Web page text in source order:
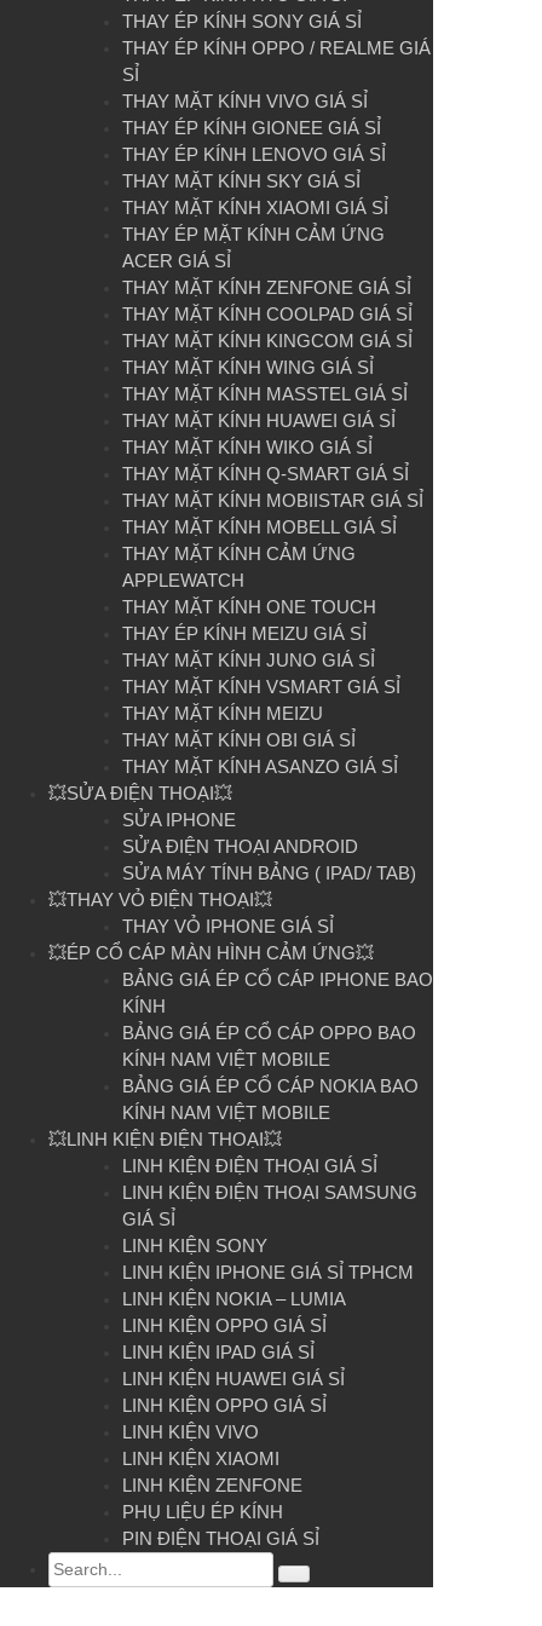
THAY ÉP KÍNH SONY GIÁ SỈ
THAY ÉP KÍNH OPPO / REALME GIÁ
SỈ
THAY MẶT KÍNH VIVO GIÁ SỈ
THAY ÉP KÍNH GIONEE GIÁ SỈ
THAY ÉP KÍNH LENOVO GIÁ SỈ
THAY MẶT KÍNH SKY GIÁ SỈ
THAY MẶT KÍNH XIAOMI GIÁ SỈ
THAY ÉP MẶT KÍNH CẢM ỨNG
ACER GIÁ SỈ
THAY MẶT KÍNH ZENFONE GIÁ SỈ
THAY MẶT KÍNH COOLPAD GIÁ SỈ
THAY MẶT KÍNH KINGCOM GIÁ SỈ
THAY MẶT KÍNH WING GIÁ SỈ
THAY MẶT KÍNH MASSTEL GIÁ SỈ
THAY MẶT KÍNH HUAWEI GIÁ SỈ
THAY MẶT KÍNH WIKO GIÁ SỈ
THAY MẶT KÍNH Q-SMART GIÁ SỈ
THAY MẶT KÍNH MOBIISTAR GIÁ SỈ
THAY MẶT KÍNH MOBELL GIÁ SỈ
THAY MẶT KÍNH CẢM ỨNG
APPLEWATCH
THAY MẶT KÍNH ONE TOUCH
THAY ÉP KÍNH MEIZU GIÁ SỈ
THAY MẶT KÍNH JUNO GIÁ SỈ
THAY MẶT KÍNH VSMART GIÁ SỈ
THAY MẶT KÍNH MEIZU
THAY MẶT KÍNH OBI GIÁ SỈ
THAY MẶT KÍNH ASANZO GIÁ SỈ
💥SỬA ĐIỆN THOẠI💥
SỬA IPHONE
SỬA ĐIỆN THOẠI ANDROID
SỬA MÁY TÍNH BẢNG ( IPAD/ TAB)
💥THAY VỎ ĐIỆN THOẠI💥
THAY VỎ IPHONE GIÁ SỈ
💥ÉP CỔ CÁP MÀN HÌNH CẢM ỨNG💥
BẢNG GIÁ ÉP CỔ CÁP IPHONE BAO
KÍNH
BẢNG GIÁ ÉP CỔ CÁP OPPO BAO
KÍNH NAM VIỆT MOBILE
BẢNG GIÁ ÉP CỔ CÁP NOKIA BAO
KÍNH NAM VIỆT MOBILE
💥LINH KIỆN ĐIỆN THOẠI💥
LINH KIỆN ĐIỆN THOẠI GIÁ SỈ
LINH KIỆN ĐIỆN THOẠI SAMSUNG
GIÁ SỈ
LINH KIỆN SONY
LINH KIỆN IPHONE GIÁ SỈ TPHCM
LINH KIỆN NOKIA – LUMIA
LINH KIỆN OPPO GIÁ SỈ
LINH KIỆN IPAD GIÁ SỈ
LINH KIỆN HUAWEI GIÁ SỈ
LINH KIỆN OPPO GIÁ SỈ
LINH KIỆN VIVO
LINH KIỆN XIAOMI
LINH KIỆN ZENFONE
PHỤ LIỆU ÉP KÍNH
PIN ĐIỆN THOẠI GIÁ SỈ